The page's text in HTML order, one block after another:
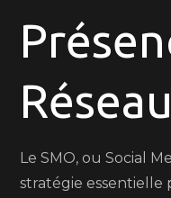
une
Stratégie
Performante
Le SMO, ou Social
stratégie